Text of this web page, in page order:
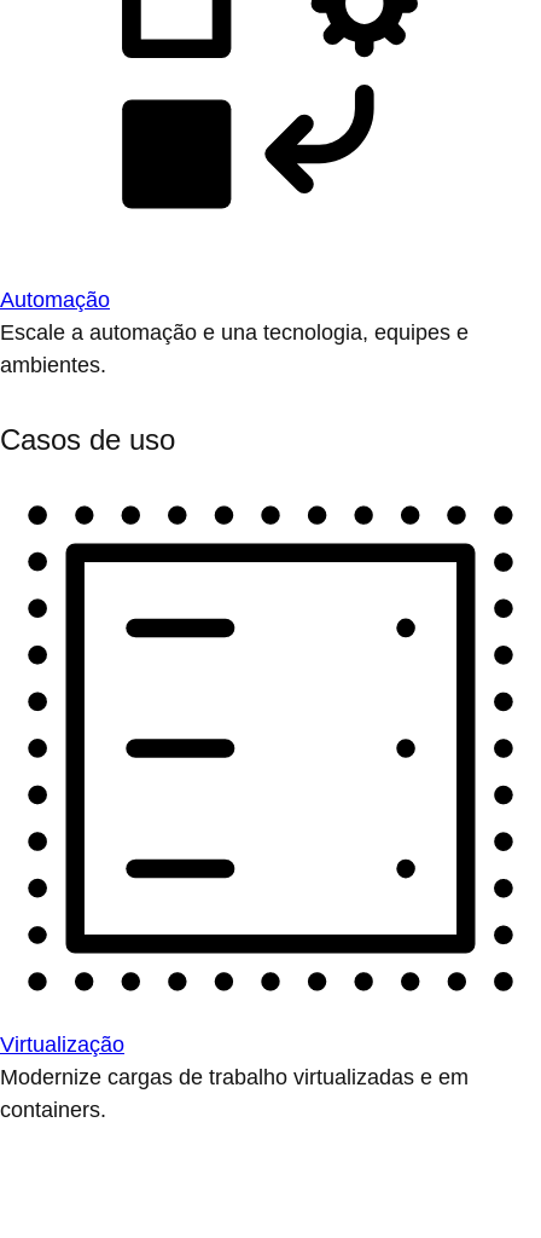
Automação
Escale a automação e una tecnologia, equipes e
ambientes.
Casos de uso
Virtualização
Modernize cargas de trabalho virtualizadas e em
containers.